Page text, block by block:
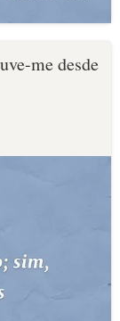
me desde